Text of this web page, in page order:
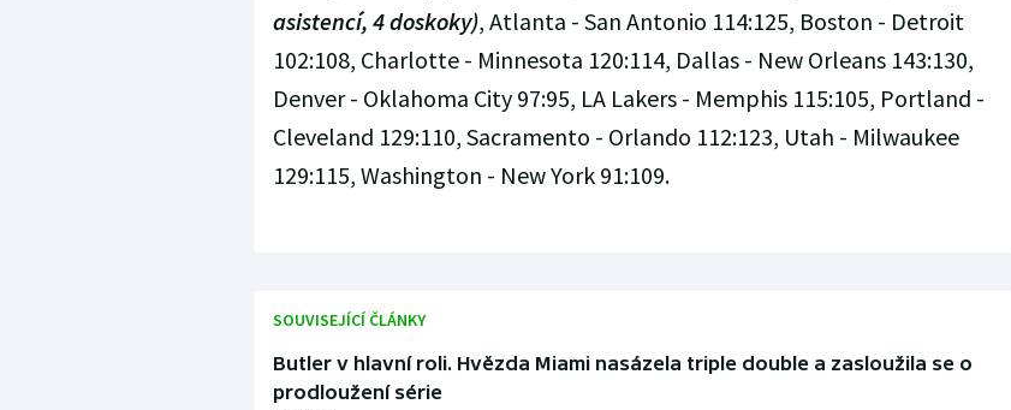
asistencí, 4 doskoky), Atlanta - San Antonio 114:125, Boston - Detroit
102:108, Charlotte - Minnesota 120:114, Dallas - New Orleans 143:130,
Denver - Oklahoma City 97:95, LA Lakers - Memphis 115:105, Portland -
Cleveland 129:110, Sacramento - Orlando 112:123, Utah - Milwaukee
129:115, Washington - New York 91:109.
SOUVISEJÍCÍ ČLÁNKY
Butler v hlavní roli. Hvězda Miami nasázela triple double a zasloužila se o
prodloužení série